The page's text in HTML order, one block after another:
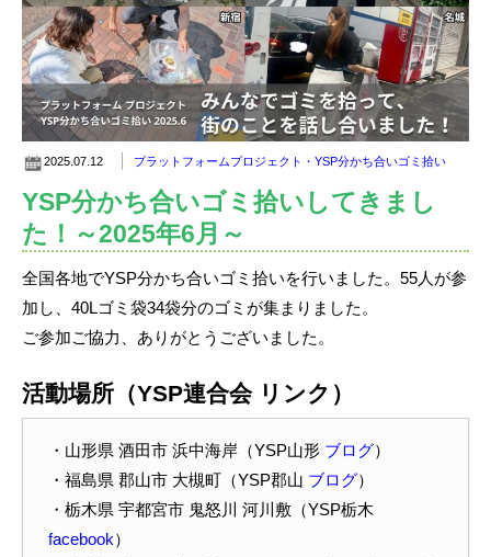
2025.07.12 プラットフォームプロジェクト・YSP分かち合いゴミ拾い
YSP分かち合いゴミ拾いしてきまし
た！～2025年6月～
全国各地でYSP分かち合いゴミ拾いを行いました。55人が参
加し、40Lゴミ袋34袋分のゴミが集まりました。
ご参加ご協力、ありがとうございました。
活動場所（YSP連合会 リンク）
・山形県 酒田市 浜中海岸（YSP山形 ブログ）
・福島県 郡山市 大槻町（YSP郡山 ブログ）
・ 栃木県 宇都宮市 鬼怒川 河川敷（YSP栃木
facebook）